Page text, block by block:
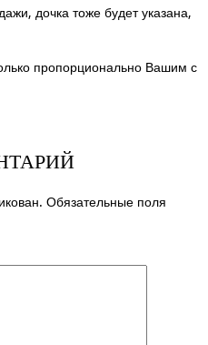
дочка тоже будет указана,
пропорционально Вашим с
Обязательные поля